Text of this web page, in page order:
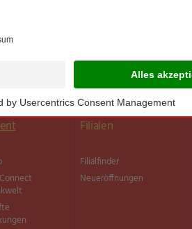
Filialen
Filialfinder
Neueröffnungen